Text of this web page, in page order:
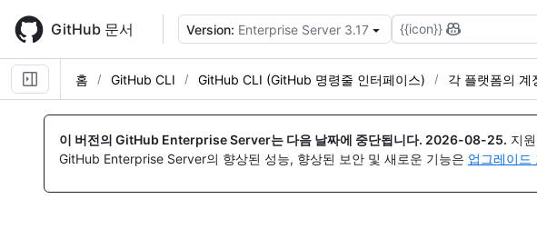
main
content
GitHub 문서 Version: Enterprise Server 3.17 {{icon}}
홈 GitHub CLI GitHub CLI (GitHub 명령줄 인터페이스) 각 플랫폼의 계
이 버전의 GitHub Enterprise Server는 다음 날짜에 중단됩니다. 2026-08-25. 지
GitHub Enterprise Server의 향상된 성능, 향상된 보안 및 새로운 기능은 업그레이드